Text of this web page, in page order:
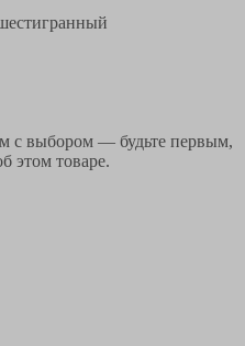
с выбором — будьте первым,
этом товаре.